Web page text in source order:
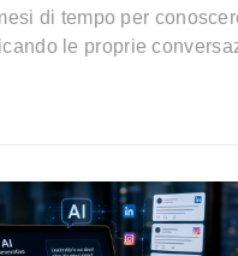
di tempo per
le proprie